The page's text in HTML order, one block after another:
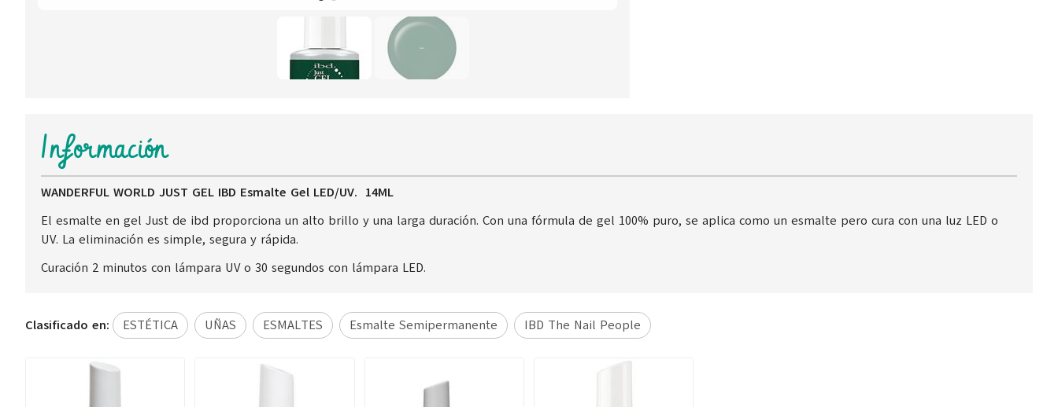
Información
WANDERFUL WORLD JUST GEL IBD Esmalte Gel LED/UV. 14ML
El esmalte en gel Just de ibd proporciona un alto brillo y una larga duración. Con una fórmula de gel 100% puro, se aplica como un esmalte pero cura con una luz LED o
UV. La eliminación es simple, segura y rápida.
Curación 2 minutos con lámpara UV o 30 segundos con lámpara LED.
Clasificado en: ESTÉTICA UÑAS ESMALTES Esmalte Semipermanente IBD The Nail People